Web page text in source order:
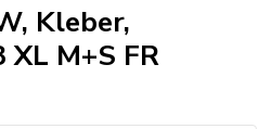
Kleber,
XL M+S FR